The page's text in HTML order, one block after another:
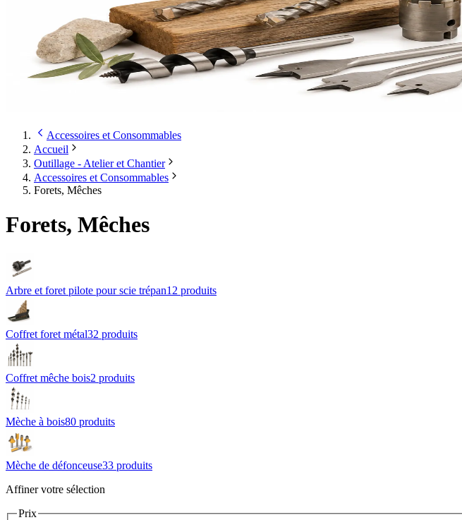
Accessoires et Consommables
Accueil
Outillage - Atelier et Chantier
Accessoires et Consommables
Forets, Mêches
Forets, Mêches
Arbre et foret pilote pour scie trépan12 produits
Coffret foret métal32 produits
Coffret mêche bois2 produits
Mèche à bois80 produits
Mèche de défonceuse33 produits
Affiner votre sélection
Prix